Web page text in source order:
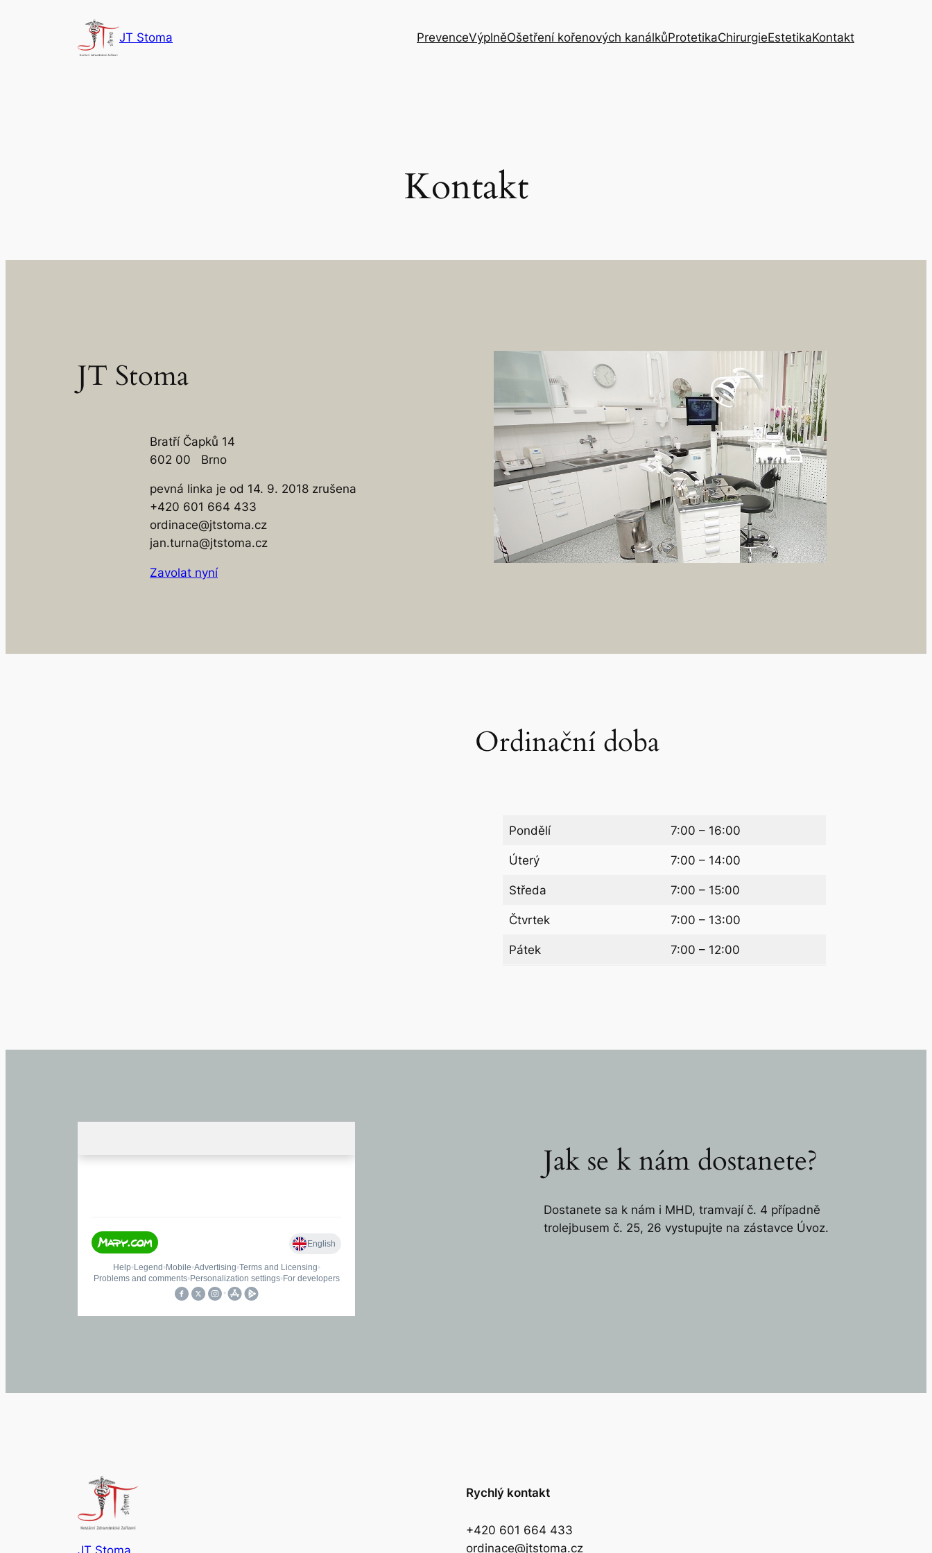
JT Stoma PrevenceVýplněOšetření kořenových kanálkůProtetikaChirurgieEstetikaKontakt
Kontakt
JT Stoma
Bratří Čapků 14
602 00 Brno
pevná linka je od 14. 9. 2018 zrušena
+420 601 664 433
ordinace@jtstoma.cz
jan.turna@jtstoma.cz
Zavolat nyní
Ordinační doba
Pondělí 7:00 – 16:00
Úterý 7:00 – 14:00
Středa 7:00 – 15:00
Čtvrtek 7:00 – 13:00
Pátek 7:00 – 12:00
Jak se k nám dostanete?
Dostanete sa k nám i MHD, tramvají č. 4 případně
trolejbusem č. 25, 26 vystupujte na zástavce Úvoz.
JT Stoma
Rychlý kontakt
+420 601 664 433
ordinace@jtstoma.cz